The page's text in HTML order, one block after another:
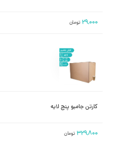
۲۹,۰۰۰ تومان
کارتن جامبو پنج لایه
۳۲۹,۸۰۰ تومان